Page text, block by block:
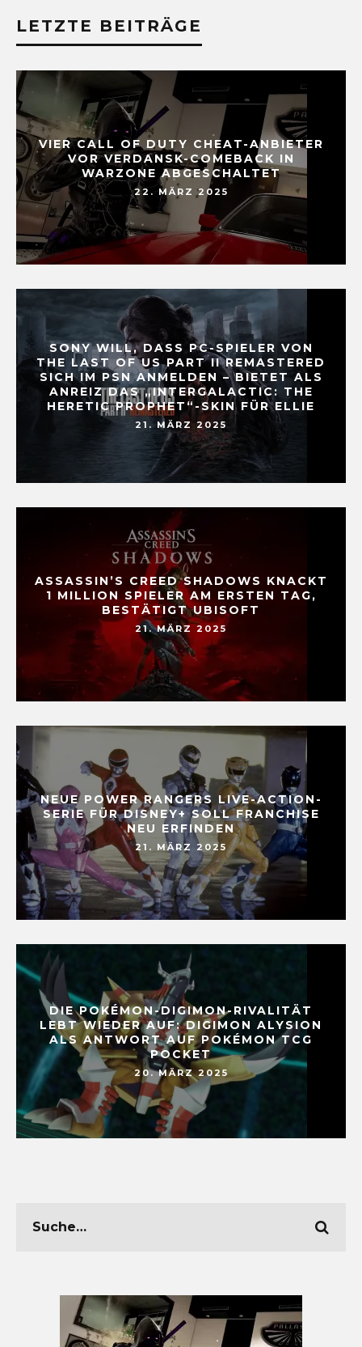
LETZTE BEITRÄGE
VIER CALL OF DUTY CHEAT-ANBIETER
VOR VERDANSK-COMEBACK IN
WARZONE ABGESCHALTET
22. MÄRZ 2025
SONY WILL, DASS PC-SPIELER VON
THE LAST OF US PART II REMASTERED
SICH IM PSN ANMELDEN – BIETET ALS
ANREIZ DAS „INTERGALACTIC: THE
HERETIC PROPHET“-SKIN FÜR ELLIE
21. MÄRZ 2025
ASSASSIN’S CREED SHADOWS KNACKT
1 MILLION SPIELER AM ERSTEN TAG,
BESTÄTIGT UBISOFT
21. MÄRZ 2025
NEUE POWER RANGERS LIVE-ACTION-
SERIE FÜR DISNEY+ SOLL FRANCHISE
NEU ERFINDEN
21. MÄRZ 2025
DIE POKÉMON-DIGIMON-RIVALITÄT
LEBT WIEDER AUF: DIGIMON ALYSION
ALS ANTWORT AUF POKÉMON TCG
POCKET
20. MÄRZ 2025